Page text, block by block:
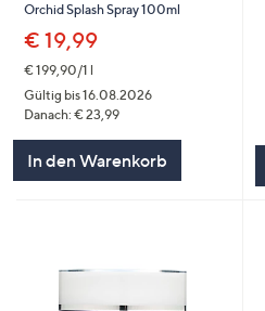
Orchid Splash Spray 100ml
€ 19,99
€ 199,90/1 l
Gültig bis 16.08.2026
Danach: € 23,99
In den Warenkorb